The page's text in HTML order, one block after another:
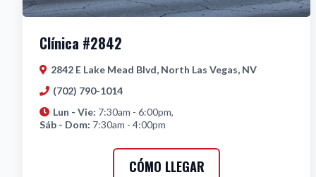
Clínica #2842
2842 E Lake Mead Blvd, North Las Vegas, NV
(702) 790-1014
Lun - Vie: 7:30am - 6:00pm,
Sáb - Dom: 7:30am - 4:00pm
CÓMO LLEGAR